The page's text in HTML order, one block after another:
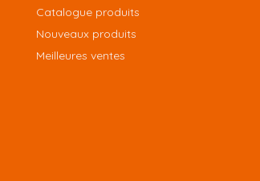
Catalogue produits
Nouveaux produits
Meilleures ventes